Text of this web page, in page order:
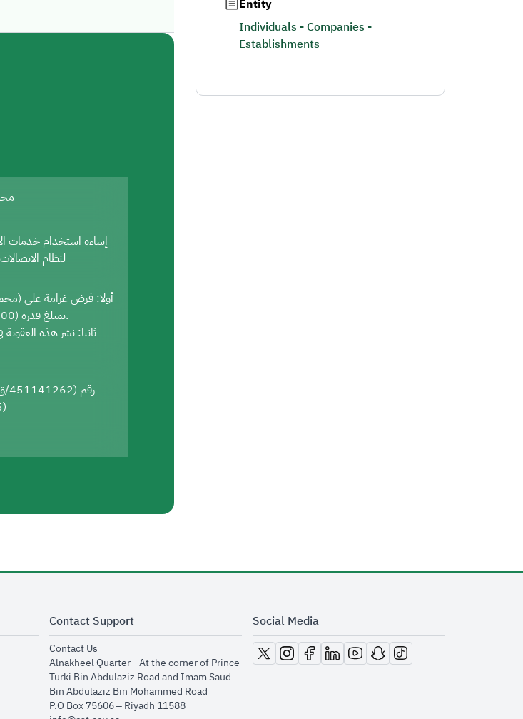
إساءة استخدام خدمات
لنظام
أولا: فرض غرامة على
بمبلغ قدره (5,000) ريال سعودي.
ثانيا: نشر هذه العقوبة
(07/12/1445هـ)
Entity
Individuals - Companies -
Establishments
Contact Support
Contact Usopens in new window
Alnakheel Quarter - At the corner of Prince
Turki Bin Abdulaziz Road and Imam Saud
Bin Abdulaziz Bin Mohammed Road​
P.O Box 75606 – Riyadh 11588
Social Media
opens in new window
opens in new window
opens in new window
opens in new window
opens in new window
opens in new window
opens in new window